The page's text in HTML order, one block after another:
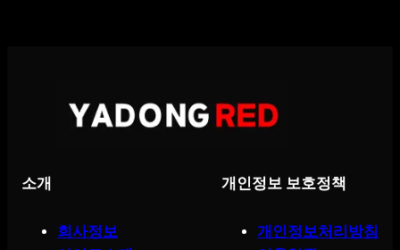
소개
회사정보
개인정보 보호정책
개인정보처리방침